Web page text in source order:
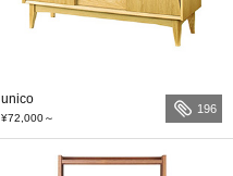
unico
¥72,000～
196